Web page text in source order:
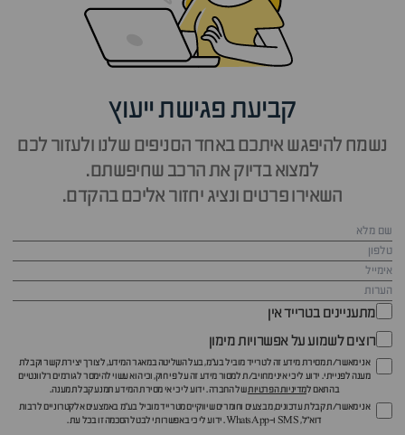
קביעת פגישת ייעוץ
נשמח להיפגש איתכם באחד הסניפים שלנו ולעזור לכם
למצוא בדיוק את הרכב שחיפשתם.
השאירו פרטים ונציג יחזור אליכם בהקדם.
מתעניינים בטרייד אין
רוצים לשמוע על אפשרויות מימון
אני מאשר/ת מסירת מידע זה לטרייד מוביל בע"מ, בעל השליטה במאגר המידע, לצורך יצירת קשר וקבלת
מענה לפנייתי. ידוע לי כי איני מחויב/ת למסור מידע זה על פי חוק, וכי הוא עשוי להימסר לגורמים רלוונטיים
בהתאם למדיניות הפרטיותשל החברה. ידוע לי כי אי מסירת המידע תמנע קבלת מענה.
אני מאשר/ת קבלת עדכונים, מבצעים וחומרים שיווקיים מטרייד מוביל בע"מ באמצעים אלקטרוניים לרבות
דוא״ל, SMS ו-WhatsApp. ידוע לי כי באפשרותי לבטל הסכמה זו בכל עת.